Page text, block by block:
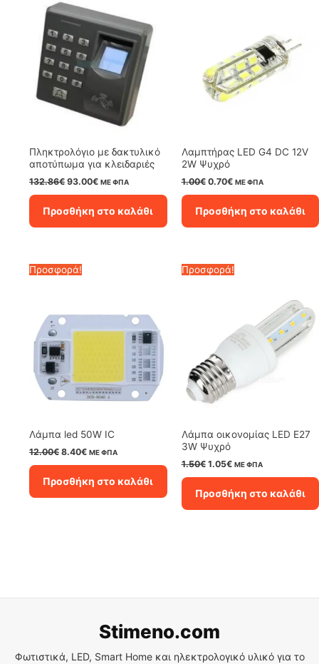
Πληκτρολόγιο με δακτυλικό
αποτύπωμα για κλειδαριές
132.86€ Original
132.86€.
93.00€Η
είναι:
93.00€.
ΜΕ ΦΠΑ
Προσθήκη στο καλάθι
Λαμπτήρας LED G4 DC 12V
2W Ψυχρό
1.00€ Original
1.00€.
0.70€Η
είναι:
0.70€.
ΜΕ ΦΠΑ
Προσθήκη στο καλάθι
Προσφορά!
Λάμπα led 50W IC
12.00€ Original
price
12.00€.
8.40€Η
τρέχουσα
είναι:
8.40€.
ΜΕ ΦΠΑ
Προσθήκη στο καλάθι
Προσφορά!
Λάμπα oικονομίας LED E27
3W Ψυχρό
1.50€ Original
price
1.50€.
1.05€Η
τρέχουσα
είναι:
1.05€.
ΜΕ ΦΠΑ
Προσθήκη στο καλάθι
Stimeno.com
Φωτιστικά, LED, Smart Home και ηλεκτρολογικό υλικό για το